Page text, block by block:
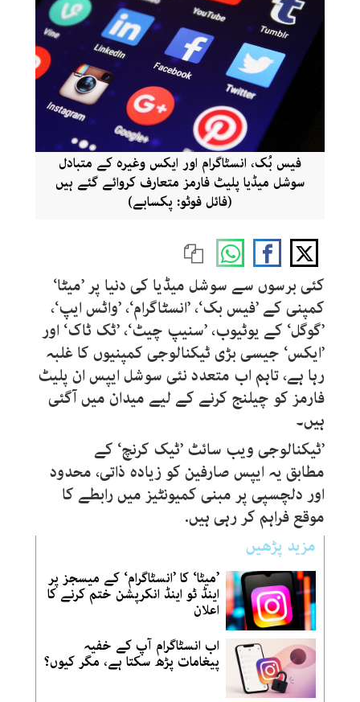
فیس بُک، انسٹاگرام اور ایکس وغیرہ کے متبادل
سوشل میڈیا پلیٹ فارمز متعارف کروائے گئے ہیں
(فائل فوٹو: پکسابے)
کئی برسوں سے سوشل میڈیا کی دنیا پر ’میٹا‘
کمپنی کے ’فیس بک‘، ’انسٹاگرام‘، ’واٹس ایپ‘،
’گوگل‘ کے یوٹیوب، ’سنیپ چیٹ‘، ’ٹک ٹاک‘ اور
’ایکس‘ جیسی بڑی ٹیکنالوجی کمپنیوں کا غلبہ
رہا ہے، تاہم اب متعدد نئی سوشل ایپس ان پلیٹ
فارمز کو چیلنج کرنے کے لیے میدان میں آگئی
ہیں۔
’ٹیکنالوجی ویب سائٹ ’ٹیک کرنچ‘ کے
مطابق یہ ایپس صارفین کو زیادہ ذاتی، محدود
اور دلچسپی پر مبنی کمیونٹیز میں رابطے کا
موقع فراہم کر رہی ہیں.
مزید پڑھیں
’میٹا‘ کا ’انسٹاگرام‘ کے میسجز پر
اینڈ ٹو اینڈ انکرپشن ختم کرنے کا
اعلان
اب انسٹاگرام آپ کے خفیہ
پیغامات پڑھ سکتا ہے، مگر کیوں؟